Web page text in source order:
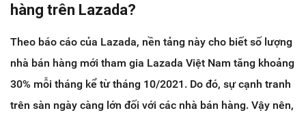
hàng trên Lazada?
Theo báo cáo của Lazada, nền tảng này cho biết số lượng
nhà bán hàng mới tham gia Lazada Việt Nam tăng khoảng
30% mỗi tháng kể từ tháng 10/2021. Do đó, sự cạnh tranh
trên sàn ngày càng lớn đối với các nhà bán hàng. Vậy nên,